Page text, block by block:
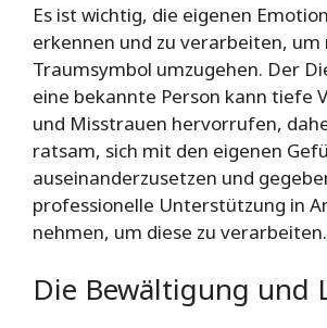
Es ist wichtig, die eigenen
erkennen und zu verarbeiten,
Traumsymbol umzugehen. Der
eine bekannte Person kann tiefe
und Misstrauen hervorrufen,
ratsam, sich mit den eigenen
auseinanderzusetzen und
professionelle Unterstützung in
nehmen, um diese zu verarbeiten.
Die Bewältigung und